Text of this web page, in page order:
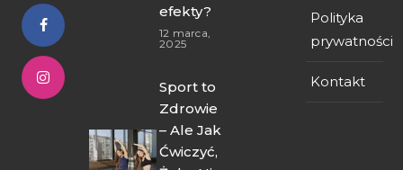
efekty?
12 marca,
2025
Sport to
Zdrowie
– Ale Jak
Ćwiczyć,
Polityka
prywatności
Kontakt